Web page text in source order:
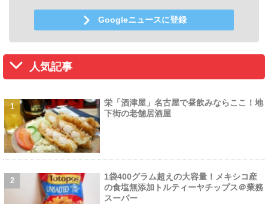
Googleニュースに登録
人気記事
栄「酒津屋」名古屋で昼飲みならここ！地
下街の老舗居酒屋
1袋400グラム超えの大容量！メキシコ産
の食塩無添加トルティーヤチップス＠業務
スーパー